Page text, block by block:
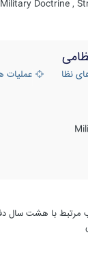
Military Doctrine ,
نظامی ایرانعملیات
با هشت سال